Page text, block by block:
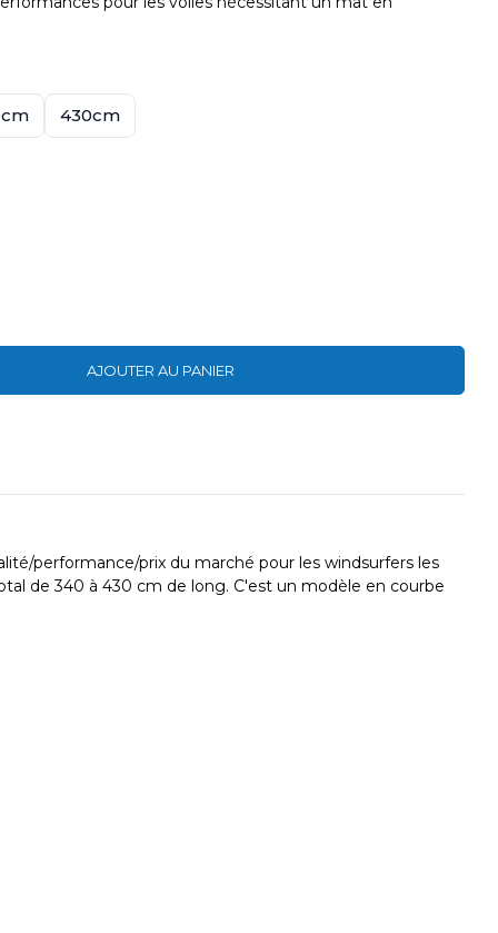
430cm
AJOUTER AU PANIER
performance/prix du marché pour les windsurfers les
de 340 à 430 cm de long. C'est un modèle en courbe